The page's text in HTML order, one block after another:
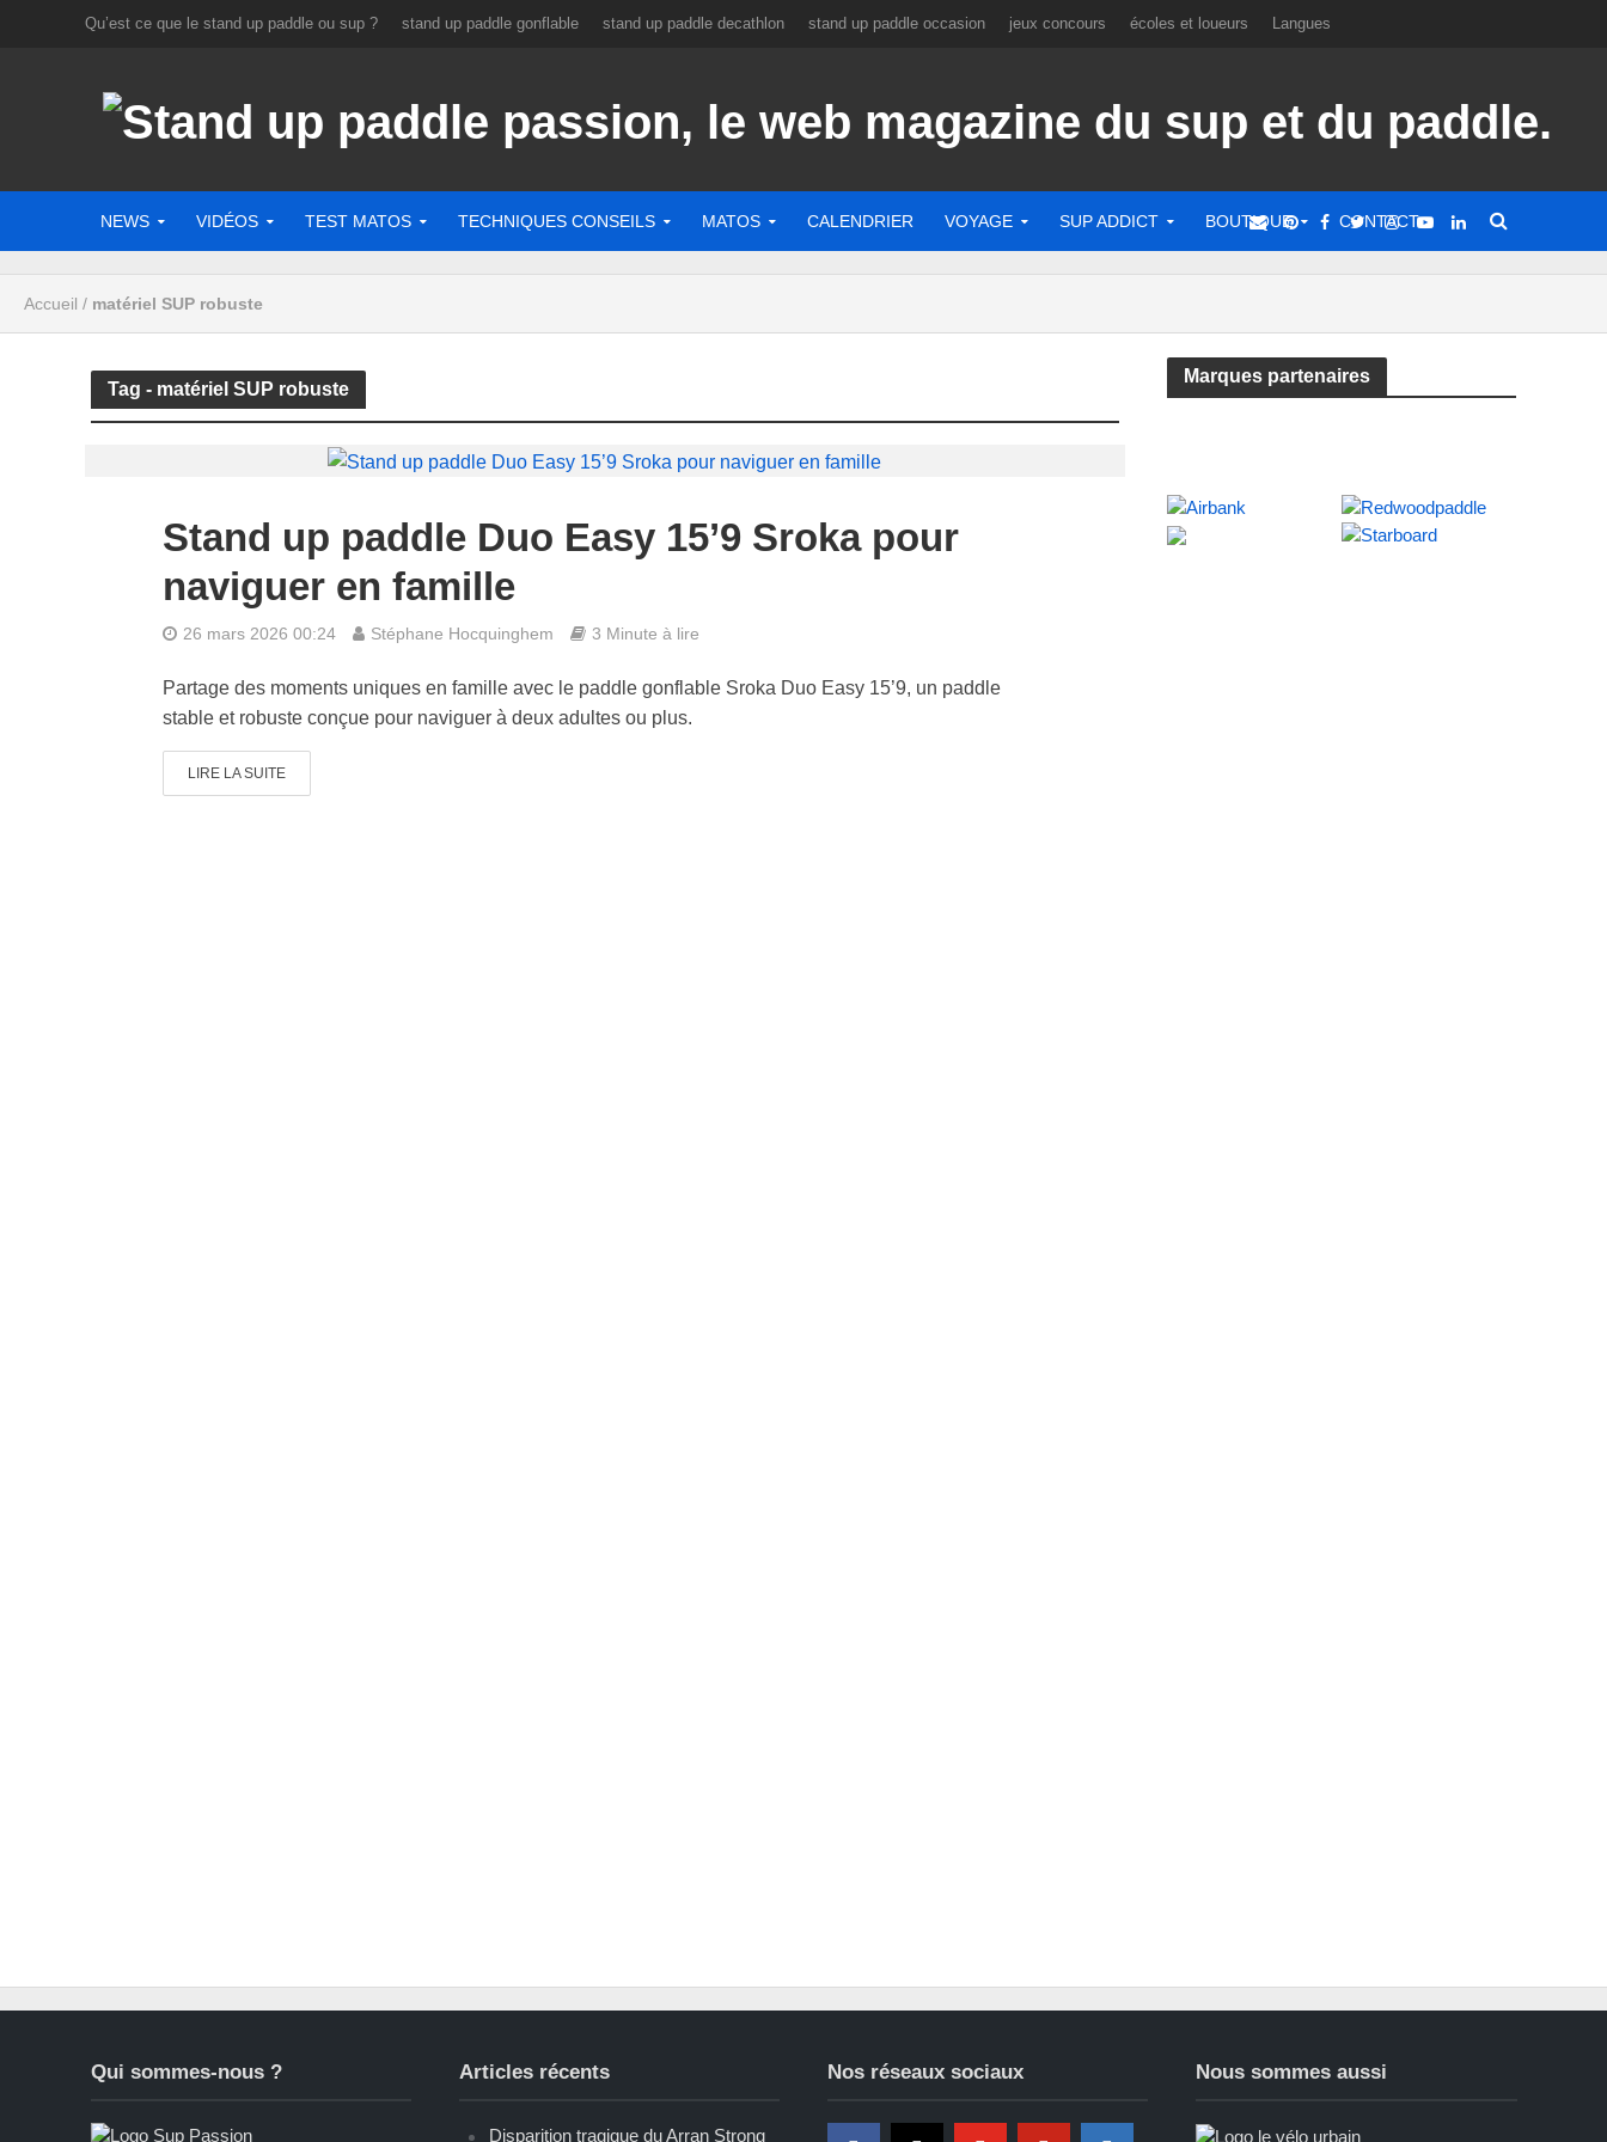
Qu’est ce que le stand up paddle ou sup ? stand up paddle gonflable stand up paddle decathlon stand up paddle occasion jeux concours écoles et loueurs Langues
NEWS VIDÉOS TEST MATOS TECHNIQUES CONSEILS MATOS CALENDRIER VOYAGE SUP ADDICT BOUTIQUE CONTACT
Accueil / matériel SUP robuste
Tag - matériel SUP robuste
Stand up paddle Duo Easy 15’9 Sroka pour
naviguer en famille
26 mars 2026 00:24 Stéphane Hocquinghem 3 Minute à lire
Partage des moments uniques en famille avec le paddle gonflable Sroka Duo Easy 15’9, un paddle
stable et robuste conçue pour naviguer à deux adultes ou plus.
LIRE LA SUITE
Marques partenaires
Qui sommes-nous ? Articles récents
Disparition tragique du Arran Strong
Nos réseaux sociaux Nous sommes aussi